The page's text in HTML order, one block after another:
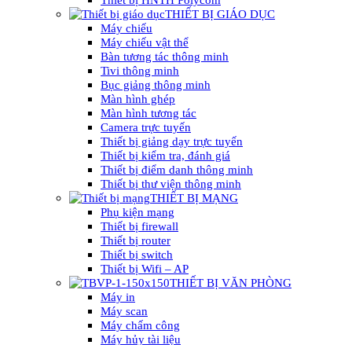
THIẾT BỊ GIÁO DỤC
Máy chiếu
Máy chiếu vật thể
Bàn tương tác thông minh
Tivi thông minh
Bục giảng thông minh
Màn hình ghép
Màn hình tương tác
Camera trực tuyến
Thiết bị giảng dạy trực tuyến
Thiết bị kiểm tra, đánh giá
Thiết bị điểm danh thông minh
Thiết bị thư viện thông minh
THIẾT BỊ MẠNG
Phụ kiện mạng
Thiết bị firewall
Thiết bị router
Thiết bị switch
Thiết bị Wifi – AP
THIẾT BỊ VĂN PHÒNG
Máy in
Máy scan
Máy chấm công
Máy hủy tài liệu